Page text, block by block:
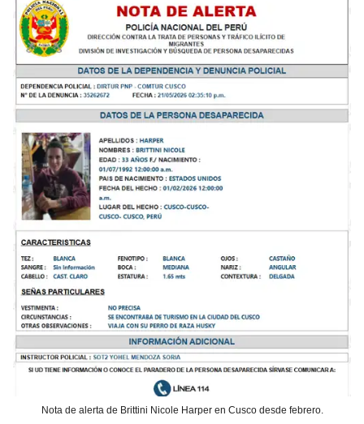
Nota de alerta de Brittini Nicole Harper en Cusco desde febrero.